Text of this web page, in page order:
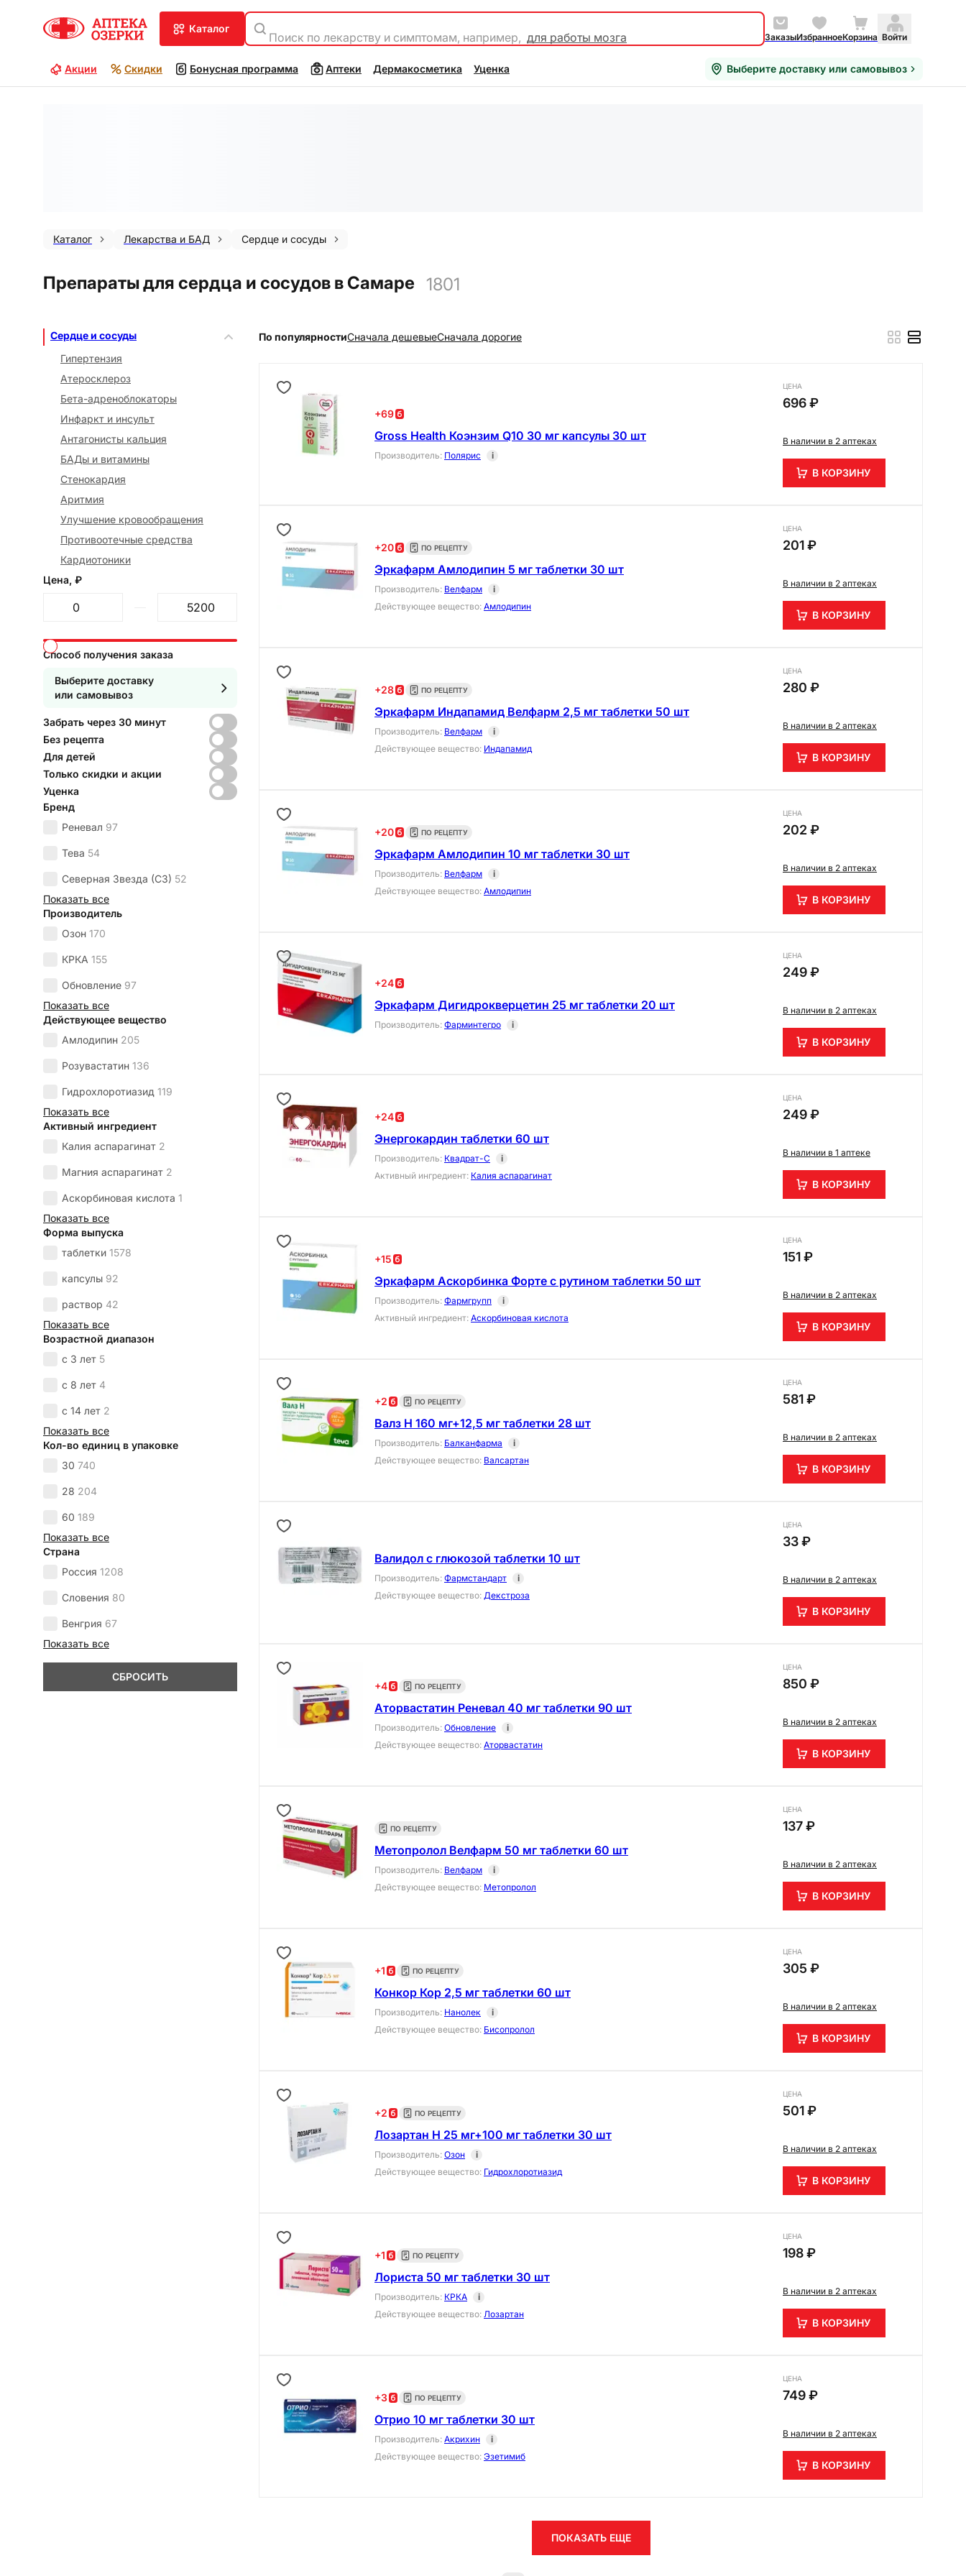
каталог
Поиск по лекарству и симптомам, например, для работы мозга ЗаказыИзбранноеКорзина Войти
Акции Скидки Бонусная программа Аптеки Дермакосметика Уценка Выберите доставку или самовывоз
Каталог Лекарства и БАД Сердце и сосуды
Препараты для сердца и сосудов в Самаре 1801
Сердце и сосуды
Гипертензия
Атеросклероз
Бета-адреноблокаторы
Инфаркт и инсульт
Антагонисты кальция
БАДы и витамины
Стенокардия
Аритмия
Улучшение кровообращения
Противоотечные средства
Кардиотоники
Цена, ₽
Способ получения заказа
Выберите доставку
или самовывоз
Забрать через 30 минут
Без рецепта
Для детей
Только скидки и акции
Уценка
Бренд
Реневал 97
Тева 54
Северная Звезда (СЗ) 52
Показать все
Производитель
Озон 170
КРКА 155
Обновление 97
Показать все
Действующее вещество
Амлодипин 205
Розувастатин 136
Гидрохлоротиазид 119
Показать все
Активный ингредиент
Калия аспарагинат 2
Магния аспарагинат 2
Аскорбиновая кислота 1
Показать все
Форма выпуска
таблетки 1578
капсулы 92
раствор 42
Показать все
Возрастной диапазон
с 3 лет 5
с 8 лет 4
с 14 лет 2
Показать все
Кол-во единиц в упаковке
30 740
28 204
60 189
Показать все
Страна
Россия 1208
Словения 80
Венгрия 67
Показать все
СБРОСИТЬ
По популярностиCначала дешевыеCначала дорогие
+69
Gross Health Коэнзим Q10 30 мг капсулы 30 шт
Производитель: Полярис i
ЦЕНА
696 ₽
В наличии в 2 аптеках
В КОРЗИНУ
+20 ПО РЕЦЕПТУ
Эркафарм Амлодипин 5 мг таблетки 30 шт
Производитель: Велфарм
i
Действующее вещество: Амлодипин
ЦЕНА
201 ₽
В наличии в 2 аптеках
В КОРЗИНУ
+28 ПО РЕЦЕПТУ
Эркафарм Индапамид Велфарм 2,5 мг таблетки 50 шт
Производитель: Велфарм
i
Действующее вещество: Индапамид
ЦЕНА
280 ₽
В наличии в 2 аптеках
В КОРЗИНУ
+20 ПО РЕЦЕПТУ
Эркафарм Амлодипин 10 мг таблетки 30 шт
Производитель: Велфарм
i
Действующее вещество: Амлодипин
ЦЕНА
202 ₽
В наличии в 2 аптеках
В КОРЗИНУ
+24
Эркафарм Дигидрокверцетин 25 мг таблетки 20 шт
Производитель: Фарминтегро i
ЦЕНА
249 ₽
В наличии в 2 аптеках
В КОРЗИНУ
+24
Энергокардин таблетки 60 шт
Производитель: Квадрат-С
i
Активный ингредиент: Калия аспарагинат
ЦЕНА
249 ₽
В наличии в 1 аптеке
В КОРЗИНУ
+15
Эркафарм Аскорбинка Форте с рутином таблетки 50 шт
Производитель: Фармгрупп
i
Активный ингредиент: Аскорбиновая кислота
ЦЕНА
151 ₽
В наличии в 2 аптеках
В КОРЗИНУ
+2 ПО РЕЦЕПТУ
Валз Н 160 мг+12,5 мг таблетки 28 шт
Производитель: Балканфарма
i
Действующее вещество: Валсартан
ЦЕНА
581 ₽
В наличии в 2 аптеках
В КОРЗИНУ
Валидол с глюкозой таблетки 10 шт
Производитель: Фармстандарт
i
Действующее вещество: Декстроза
ЦЕНА
33 ₽
В наличии в 2 аптеках
В КОРЗИНУ
+4 ПО РЕЦЕПТУ
Аторвастатин Реневал 40 мг таблетки 90 шт
Производитель: Обновление
i
Действующее вещество: Аторвастатин
ЦЕНА
850 ₽
В наличии в 2 аптеках
В КОРЗИНУ
ПО РЕЦЕПТУ
Метопролол Велфарм 50 мг таблетки 60 шт
Производитель: Велфарм
i
Действующее вещество: Метопролол
ЦЕНА
137 ₽
В наличии в 2 аптеках
В КОРЗИНУ
+1 ПО РЕЦЕПТУ
Конкор Кор 2,5 мг таблетки 60 шт
Производитель: Нанолек
i
Действующее вещество: Бисопролол
ЦЕНА
305 ₽
В наличии в 2 аптеках
В КОРЗИНУ
+2 ПО РЕЦЕПТУ
Лозартан Н 25 мг+100 мг таблетки 30 шт
Производитель: Озон
i
Действующее вещество: Гидрохлоротиазид
ЦЕНА
501 ₽
В наличии в 2 аптеках
В КОРЗИНУ
+1 ПО РЕЦЕПТУ
Лориста 50 мг таблетки 30 шт
Производитель: КРКА
i
Действующее вещество: Лозартан
ЦЕНА
198 ₽
В наличии в 2 аптеках
В КОРЗИНУ
+3 ПО РЕЦЕПТУ
Отрио 10 мг таблетки 30 шт
Производитель: Акрихин
i
Действующее вещество: Эзетимиб
ЦЕНА
749 ₽
В наличии в 2 аптеках
В КОРЗИНУ
ПОКАЗАТЬ ЕЩЕ